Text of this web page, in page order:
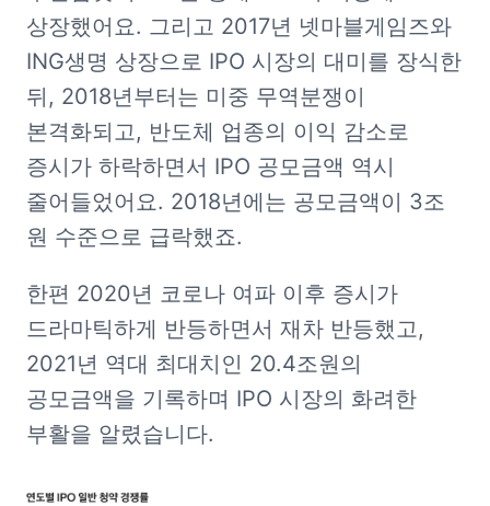
상장했어요. 그리고 2017년 넷마블게임즈와
ING생명 상장으로 IPO 시장의 대미를 장식한
뒤, 2018년부터는 미중 무역분쟁이
본격화되고, 반도체 업종의 이익 감소로
증시가 하락하면서 IPO 공모금액 역시
줄어들었어요. 2018년에는 공모금액이 3조
원 수준으로 급락했죠.
한편 2020년 코로나 여파 이후 증시가
드라마틱하게 반등하면서 재차 반등했고,
2021년 역대 최대치인 20.4조원의
공모금액을 기록하며 IPO 시장의 화려한
부활을 알렸습니다.